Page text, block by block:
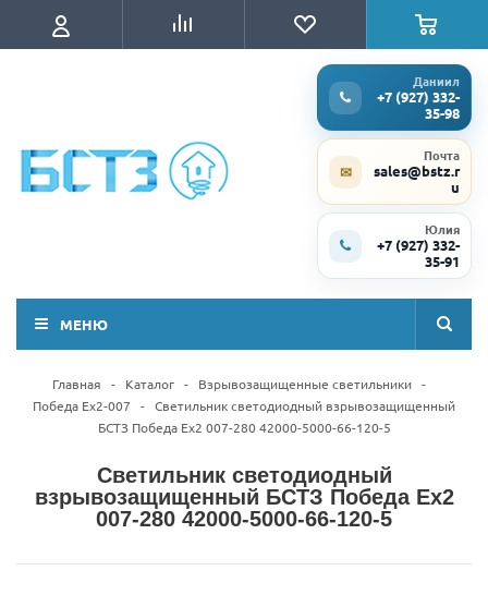
Даниил
+7 (927) 332-
35-98
✉
Почта
sales@bstz.r
u
Юлия
+7 (927) 332-
35-91
МЕНЮ
Главная - Каталог - Взрывозащищенные светильники -
Победа Ex2-007
- Светильник светодиодный взрывозащищенный
БСТЗ Победа Ex2 007-280 42000-5000-66-120-5
Светильник светодиодный
взрывозащищенный БСТЗ Победа Ex2
007-280 42000-5000-66-120-5